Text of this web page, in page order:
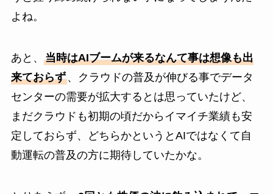
よね。
あと、 当時はAIブームが来るなんて事は想像も出
来ておらず、クラウドの普及が伸びる事でデータ
センターの需要が拡大するとは思っていたけど、
まだクラウドも初期の頃だからイマイチ業績も安
定しておらず、どちらかというとAIではなくて自
動運転の普及の方に期待していたかな。